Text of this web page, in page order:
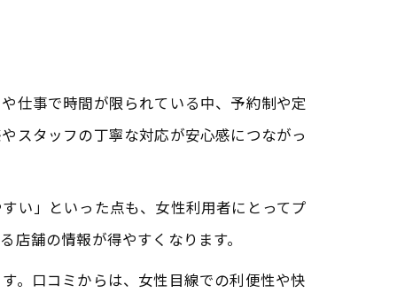
仕事で時間が限られている中、予約制や定
スタッフの丁寧な対応が安心感につながっ
い」といった点も、女性利用者にとってプ
舗の情報が得やすくなります。
。口コミからは、女性目線での利便性や快